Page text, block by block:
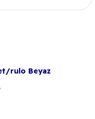
rulo Beyaz